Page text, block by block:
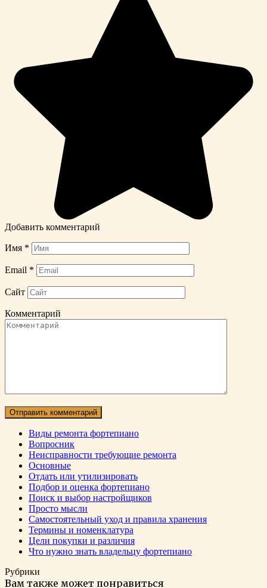
Добавить комментарий
Имя *
Email *
Сайт
Комментарий
Виды ремонта фортепиано
Вопросник
Неисправности требующие ремонта
Основные
Отдать или утилизировать
Подбор и оценка фортепиано
Поиск и выбор настройщиков
Просто мысли
Самостоятельный уход и правила хранения
Термины и номенклатура
Цели покупки и различия
Что нужно знать владельцу фортепиано
Рубрики
Вам также может понравиться